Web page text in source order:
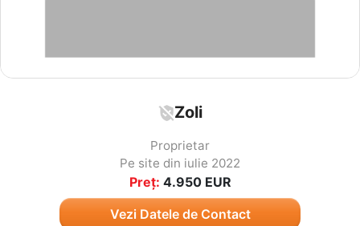
Zoli
Proprietar
Pe site din iulie 2022
Preț: 4.950 EUR
Vezi Datele de Contact